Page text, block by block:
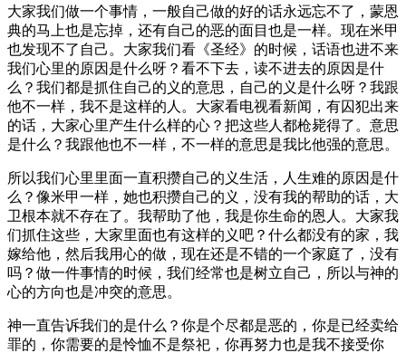
大家我们做一个事情，一般自己做的好的话永远忘不了，蒙恩
典的马上也是忘掉，还有自己的恶的面目也是一样。现在米甲
也发现不了自己。大家我们看《圣经》的时候，话语也进不来
我们心里的原因是什么呀？看不下去，读不进去的原因是什
么？我们都是抓住自己的义的意思，自己的义是什么呀？我跟
他不一样，我不是这样的人。大家看电视看新闻，有囚犯出来
的话，大家心里产生什么样的心？把这些人都枪毙得了。意思
是什么？我跟他也不一样，不一样的意思是我比他强的意思。
所以我们心里里面一直积攒自己的义生活，人生难的原因是什
么？像米甲一样，她也积攒自己的义，没有我的帮助的话，大
卫根本就不存在了。我帮助了他，我是你生命的恩人。大家我
们抓住这些，大家里面也有这样的义吧？什么都没有的家，我
嫁给他，然后我用心的做，现在还是不错的一个家庭了，没有
吗？做一件事情的时候，我们经常也是树立自己，所以与神的
心的方向也是冲突的意思。
神一直告诉我们的是什么？你是个尽都是恶的，你是已经卖给
罪的，你需要的是怜恤不是祭祀，你再努力也是我不接受你